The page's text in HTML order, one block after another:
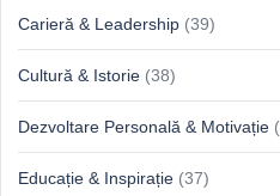
Carieră & Leadership (39)
Cultură & Istorie (38)
Dezvoltare Personală & Motivație
Educație & Inspirație (37)